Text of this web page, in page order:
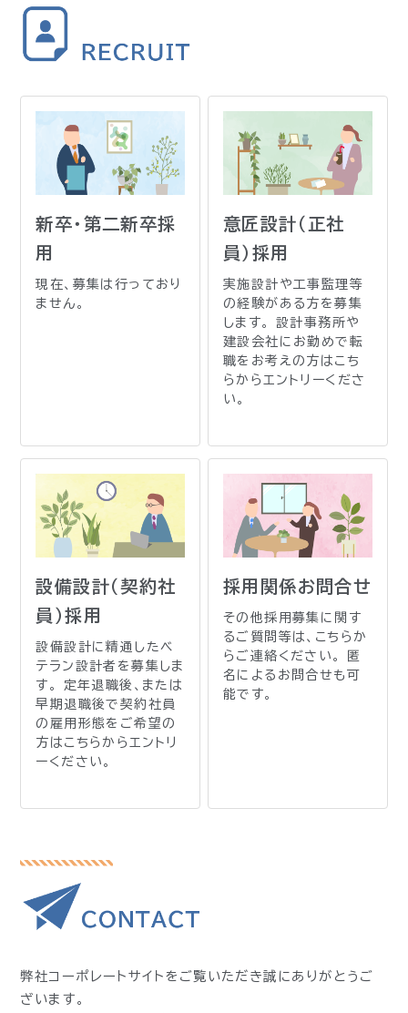
新卒・第二新卒採
用
現在、募集は行っており
ません。
意匠設計（正社
員）採用
実施設計や工事監理等
の経験がある方を募集
します。設計事務所や
建設会社にお勤めで転
職をお考えの方はこち
らからエントリーくださ
い。
設備設計（契約社
員）採用
設備設計に精通したベ
テラン設計者を募集しま
す。 定年退職後、または
早期退職後で契約社員
の雇用形態をご希望の
方はこちらからエントリ
ーください。
採用関係お問合せ
その他採用募集に関す
るご質問等は、こちらか
らご連絡ください。 匿
名によるお問合せも可
能です。
弊社コーポレートサイトをご覧いただき誠にありがとうご
ざいます。